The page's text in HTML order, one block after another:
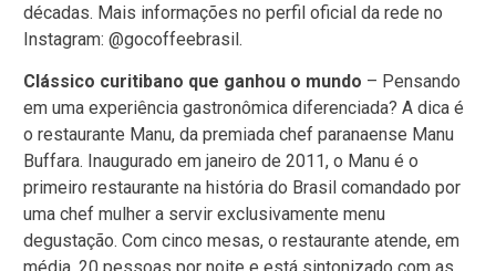
décadas. Mais informações no perfil oficial da rede no
Instagram: @gocoffeebrasil.
Clássico curitibano que ganhou o mundo – Pensando
em uma experiência gastronômica diferenciada? A dica é
o restaurante Manu, da premiada chef paranaense Manu
Buffara. Inaugurado em janeiro de 2011, o Manu é o
primeiro restaurante na história do Brasil comandado por
uma chef mulher a servir exclusivamente menu
degustação. Com cinco mesas, o restaurante atende, em